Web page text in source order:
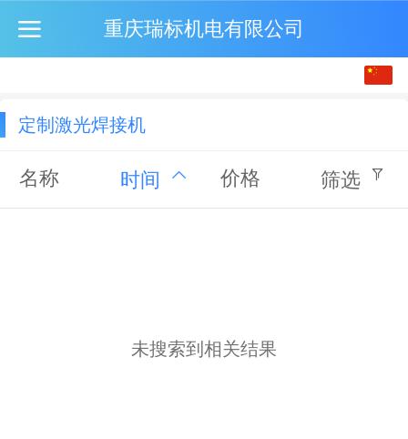
重庆瑞标机电有限公司
定制激光焊接机
名称 时间 价格 筛选
未搜索到相关结果